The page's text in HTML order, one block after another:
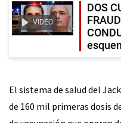
VIDEO
DOS
El sistema de salud del
de 160 mil primeras dosis